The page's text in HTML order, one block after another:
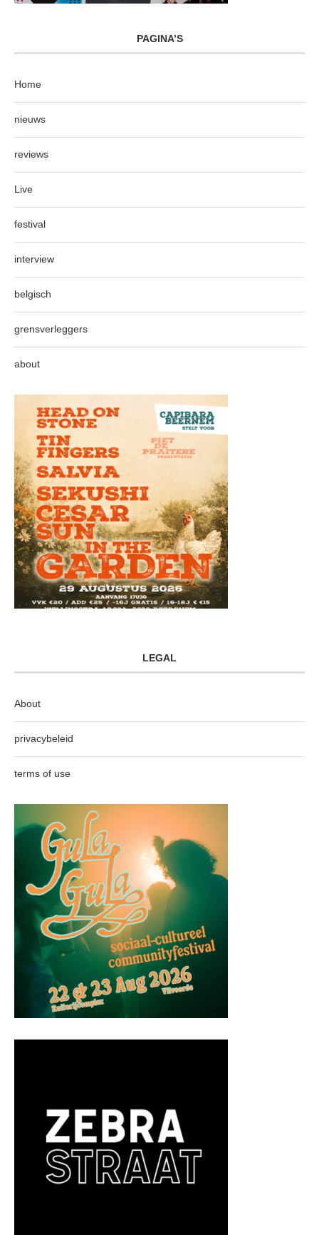
PAGINA’S
Home
nieuws
reviews
Live
festival
interview
belgisch
grensverleggers
about
LEGAL
About
privacybeleid
terms of use